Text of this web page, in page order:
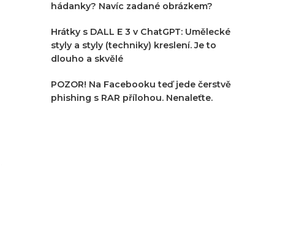
hádanky? Navíc zadané obrázkem?
Hrátky s DALL E 3 v ChatGPT: Umělecké
styly a styly (techniky) kreslení. Je to
dlouho a skvělé
POZOR! Na Facebooku teď jede čerstvě
phishing s RAR přílohou. Nenaleťte.